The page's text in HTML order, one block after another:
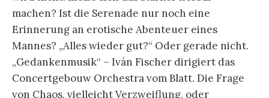
machen? Ist die Serenade nur noch eine
Erinnerung an erotische Abenteuer eines
Mannes? „Alles wieder gut?“ Oder gerade nicht.
„Gedankenmusik“ – Iván Fischer dirigiert das
Concertgebouw Orchestra vom Blatt. Die Frage
von Chaos, vielleicht Verzweiflung, oder